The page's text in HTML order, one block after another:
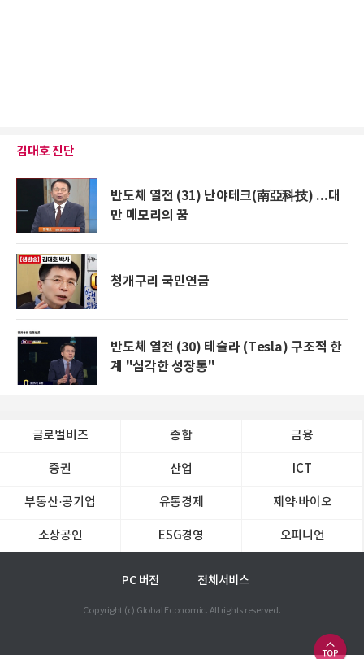
김대호 진단
반도체 열전 (31) 난야테크(南亞科技) ...대
만 메모리의 꿈
청개구리 국민연금
반도체 열전 (30) 테슬라 (Tesla) 구조적 한
계 "심각한 성장통"
글로벌비즈 종합 금융
증권 산업 ICT
부동산·공기업 유통경제 제약∙바이오
소상공인 ESG경영 오피니언
PC 버전 전체서비스
Copyright (c) Global Economic. All rights reserved.